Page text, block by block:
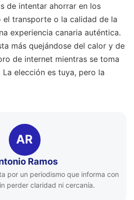
de intentar ahorrar en los
transporte o la calidad de la
experiencia canaria auténtica.
más quejándose del calor y de
de internet mientras se toma
elección es tuya, pero la
AR
Ramos
por un periodismo que informa con
perder claridad ni cercanía.